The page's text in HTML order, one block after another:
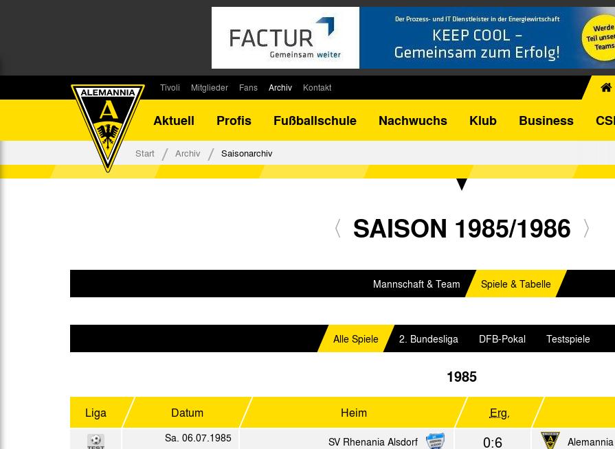
Tivoli
Stadionsprecher
Stadiongaststätte Klömpchensklub
Mitglieder
Kontakt
Fans
Fanbeirat
Fan-Klubs
Archiv
Bilanz DFB-Pokal
Kontakt
Aktuell
Profis Fußballschule Nachwuchs Klub Business
Start Archiv Saisonarchiv
SAISON 1985/1986
Mannschaft & Team Spiele & Tabelle
Alle Spiele 2. Bundesliga DFB-Pokal Testspiele
1985
Liga Datum Heim Erg.
Sa. 06.07.1985 SV Rhenania Alsdorf 0:6